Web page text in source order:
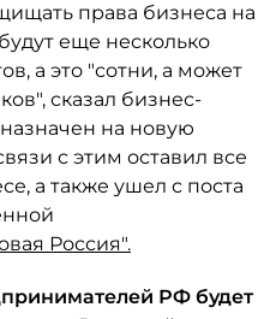
права бизнеса на
еще несколько
а это "сотни, а может
сказал бизнес-
на новую
с этим оставил все
а также ушел с поста
Россия".
РФ будет